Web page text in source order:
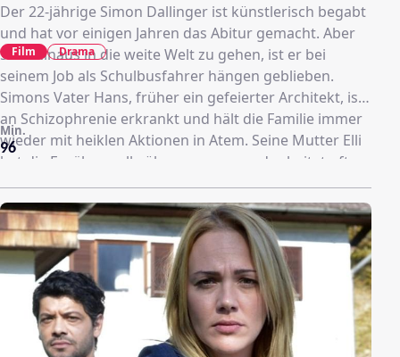
Der 22-jährige Simon Dallinger ist künstlerisch begabt
und hat vor einigen Jahren das Abitur gemacht. Aber
statt hinaus in die weite Welt zu gehen, ist er bei
seinem Job als Schulbusfahrer hängen geblieben.
Simons Vater Hans, früher ein gefeierter Architekt, ist
an Schizophrenie erkrankt und hält die Familie immer
wieder mit heiklen Aktionen in Atem. Seine Mutter Elli
hat die Ernährerrolle übernommen und arbeitet oft
bis spät in die Nacht. Es ist Simon, der den Haushalt
schmeißt und sich liebevoll um seine kleine Schwester
Maja kümmert. All dies wäre anders, so glaubt Simon,
wenn sein Vater endlich einsähe, dass er krank ist und
sich behandeln lassen würde.
96
Min.
Film Drama